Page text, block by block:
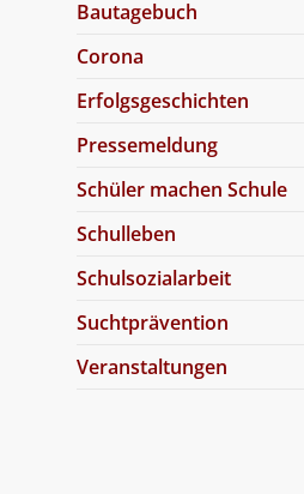
Bautagebuch
Corona
Erfolgsgeschichten
Pressemeldung
Schüler machen Schule
Schulleben
Schulsozialarbeit
Suchtprävention
Veranstaltungen